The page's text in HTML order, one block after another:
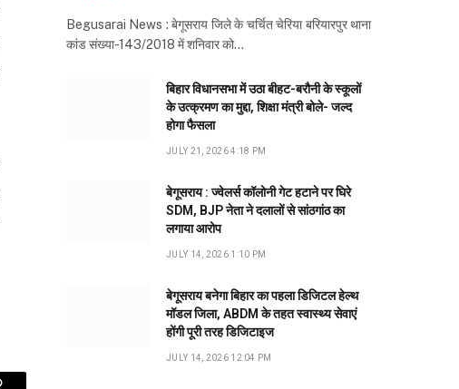
Begusarai News : बेगूसराय जिले के चर्चित चेरिया बरियारपुर थाना
कांड संख्या-143/2018 में शनिवार को…
बिहार विधानसभा में उठा बीहट-बरौनी के स्कूलों
के उत्क्रमण का मुद्दा, शिक्षा मंत्री बोले- जल्द
होगा फैसला
JULY 21, 2026 4:18 PM
बेगूसराय : ज्वेलर्स कॉलोनी गेट हटाने पर घिरे
SDM, BJP नेता ने दलालों से सांठगांठ का
लगाया आरोप
JULY 14, 2026 1:10 PM
बेगूसराय बनेगा बिहार का पहला डिजिटल हेल्थ
मॉडल जिला, ABDM के तहत स्वास्थ्य सेवाएं
होंगी पूरी तरह डिजिटाइज
JULY 14, 2026 12:04 PM